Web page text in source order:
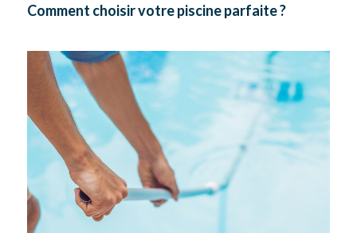
Comment choisir votre piscine parfaite ?